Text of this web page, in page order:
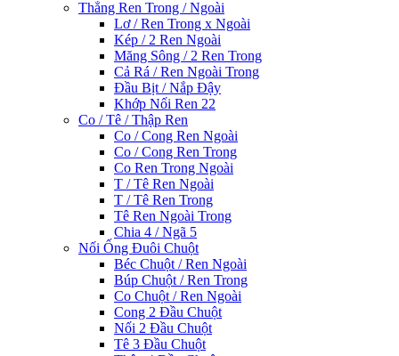
Thẳng Ren Trong / Ngoài
Lơ / Ren Trong x Ngoài
Kép / 2 Ren Ngoài
Măng Sông / 2 Ren Trong
Cả Rá / Ren Ngoài Trong
Đầu Bịt / Nắp Đậy
Khớp Nối Ren 22
Co / Tê / Thập Ren
Co / Cong Ren Ngoài
Co / Cong Ren Trong
Co Ren Trong Ngoài
T / Tê Ren Ngoài
T / Tê Ren Trong
Tê Ren Ngoài Trong
Chia 4 / Ngã 5
Nối Ống Đuôi Chuột
Béc Chuột / Ren Ngoài
Búp Chuột / Ren Trong
Co Chuột / Ren Ngoài
Cong 2 Đầu Chuột
Nối 2 Đầu Chuột
Tê 3 Đầu Chuột